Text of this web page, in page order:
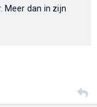
Meer dan in zijn